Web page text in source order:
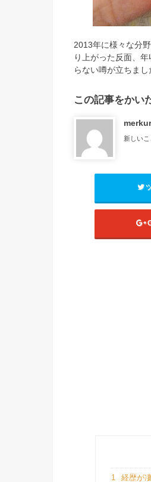
2013年に様々な分
り上がった反面、
らない噂が立ちまし
この記事をかい
新しい
1 経歴が